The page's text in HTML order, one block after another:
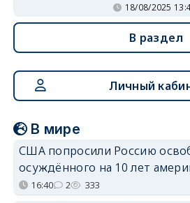
18/08/2025
В раздел
Личный
В мире
США попросили Россию
осуждённого на 10 лет
16:40 2 333